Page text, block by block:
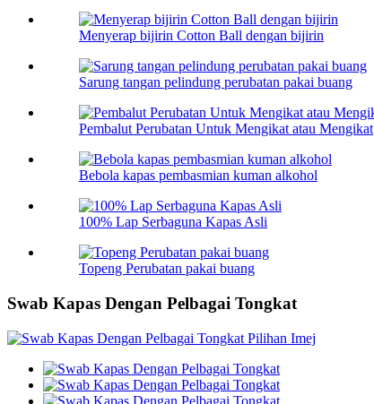
Menyerap bijirin Cotton Ball dengan bijirin
Sarung tangan pelindung perubatan pakai buang
Pembalut Perubatan Untuk Mengikat atau Mengikat
Bebola kapas pembasmian kuman alkohol
100% Lap Serbaguna Kapas Asli
Topeng Perubatan pakai buang
Swab Kapas Dengan Pelbagai Tongkat